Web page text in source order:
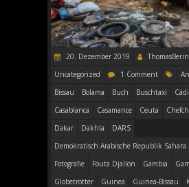
20. Dezember 2019
Uncategorized
1 Comment
Bissau
Bolama Buch Buschtaxi
Casablanca
Casamance Ceuta
Dakar
Dakhla
DARS
Demokratisch Arabische Republik Sahara
Fotografie
Fouta Djallon Gambia
Globetrotter
Guinea Guinea-Bissau